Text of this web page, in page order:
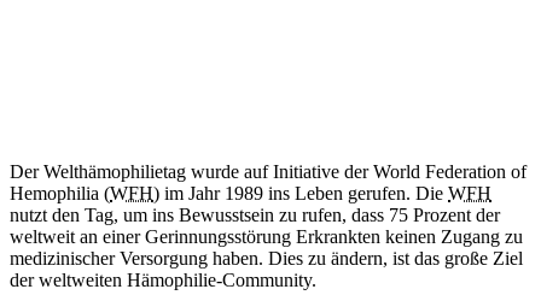
Der Welthämophilietag wurde auf Initiative der World Federation of
Hemophilia (WFH) im Jahr 1989 ins Leben gerufen. Die WFH
nutzt den Tag, um ins Bewusstsein zu rufen, dass 75 Prozent der
weltweit an einer Gerinnungsstörung Erkrankten keinen Zugang zu
medizinischer Versorgung haben. Dies zu ändern, ist das große Ziel
der weltweiten Hämophilie-Community.